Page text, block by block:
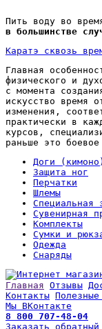
Пить воду во
в большинстве
Каратэ сквозь
Главная
физического и
с момента
искусство время
изменения,
практически в
курсов,
раньше это
Доги
Защита ног
Перчатки
Шлемы
Специальная
Сувенирная
Комплекты
Сумки и
Одежда
Снаряды
Главная Отзывы
Контакты
Мы ВКонтакте
8 800 707-48-04
Заказать